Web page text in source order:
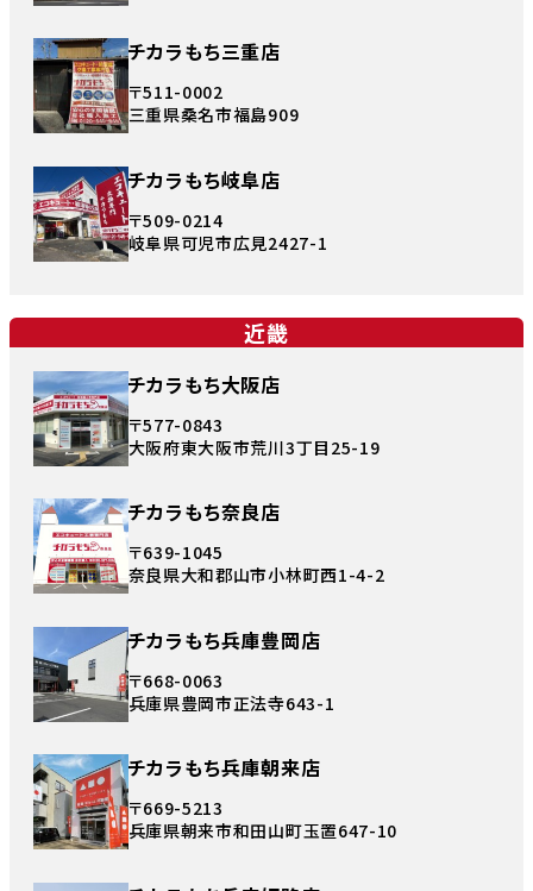
チカラもち三重店
〒511-0002
三重県桑名市福島909
チカラもち岐阜店
〒509-0214
岐阜県可児市広見2427-1
近畿
チカラもち大阪店
〒577-0843
大阪府東大阪市荒川3丁目25-19
チカラもち奈良店
〒639-1045
奈良県大和郡山市小林町西1-4-2
チカラもち兵庫豊岡店
〒668-0063
兵庫県豊岡市正法寺643-1
チカラもち兵庫朝来店
〒669-5213
兵庫県朝来市和田山町玉置647-10